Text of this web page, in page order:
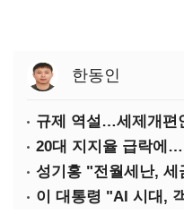
한동인
규제 역설…세제개편
20대 지지율 급락에